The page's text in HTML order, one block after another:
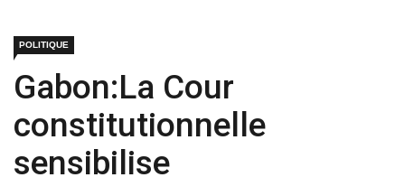
POLITIQUE
Gabon:La Cour
constitutionnelle
sensibilise